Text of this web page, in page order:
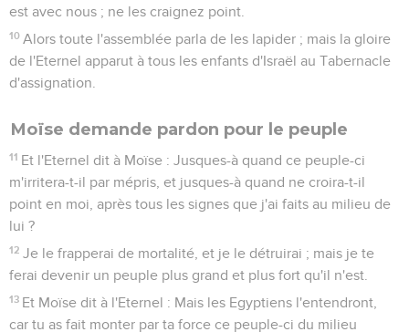
est avec nous ; ne les craignez point.
10 Alors toute l'assemblée parla de les lapider ; mais la gloire
de l'Eternel apparut à tous les enfants d'Israël au Tabernacle
d'assignation.
Moïse demande pardon pour le peuple
11 Et l'Eternel dit à Moïse : Jusques-à quand ce peuple-ci
m'irritera-t-il par mépris, et jusques-à quand ne croira-t-il
point en moi, après tous les signes que j'ai faits au milieu de
lui ?
12 Je le frapperai de mortalité, et je le détruirai ; mais je te
ferai devenir un peuple plus grand et plus fort qu'il n'est.
13 Et Moïse dit à l'Eternel : Mais les Egyptiens l'entendront,
car tu as fait monter par ta force ce peuple-ci du milieu